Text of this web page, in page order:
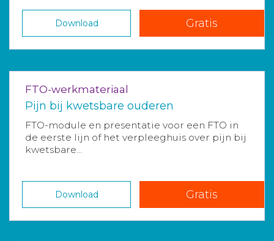
Download Gratis
FTO-werkmateriaal
Pijn bij kwetsbare ouderen
FTO-module en presentatie voor een FTO in
de eerste lijn of het verpleeghuis over pijn bij
kwetsbare...
Download Gratis